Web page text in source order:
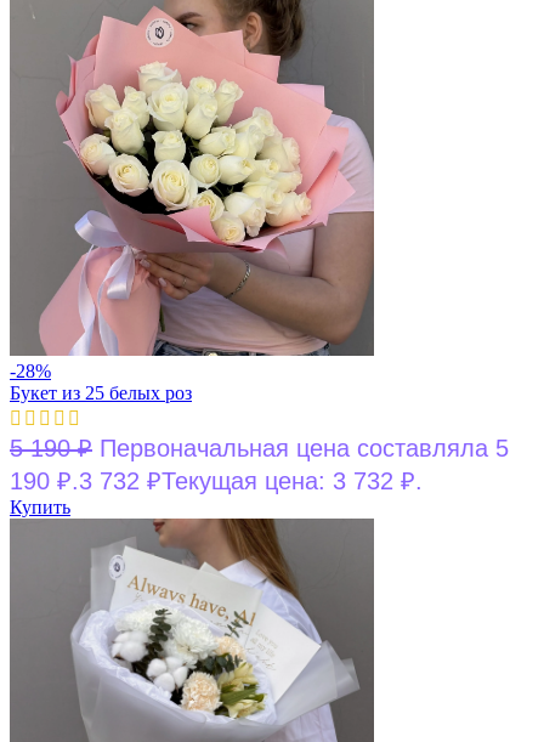
-28%
Букет из 25 белых роз
5 190₽ Первоначальная цена составляла 5
190 ₽.3 732 ₽Текущая цена: 3 732 ₽.
Купить